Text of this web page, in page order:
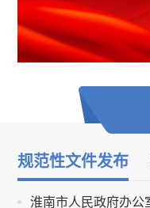
规范性文件发布